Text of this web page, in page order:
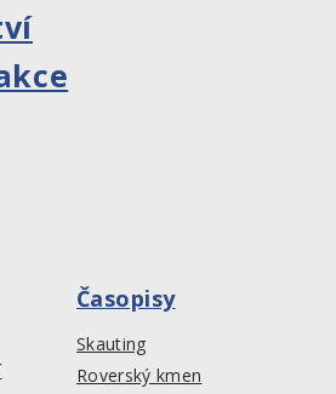
Časopisy
Skauting
Roverský kmen